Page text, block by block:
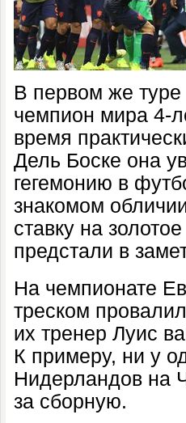
В первом же туре
чемпион мира 4-
время
Дель Боске она
гегемонию в
знакомом
ставку на
предстали в
На чемпионате
треском
их тренер Луис
К примеру, ни у
Нидерландов на
за сборную.